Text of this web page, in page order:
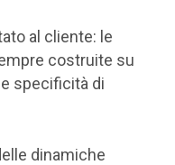
al cliente: le
costruite su
specificità di
dinamiche